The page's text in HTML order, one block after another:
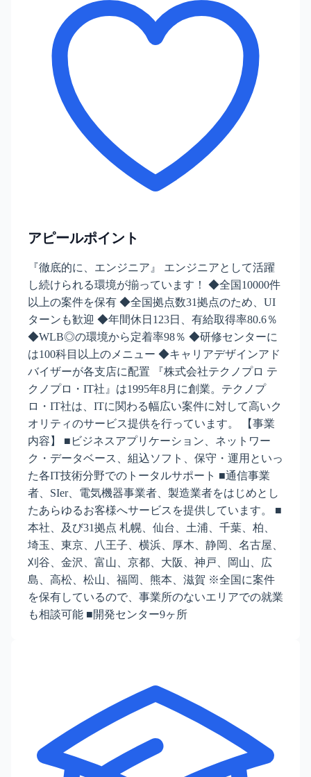
アピールポイント
『徹底的に、エンジニア』 エンジニアとして活躍
し続けられる環境が揃っています！ ◆全国10000件
以上の案件を保有 ◆全国拠点数31拠点のため、UI
ターンも歓迎 ◆年間休日123日、有給取得率80.6％
◆WLB◎の環境から定着率98％ ◆研修センターに
は100科目以上のメニュー ◆キャリアデザインアド
バイザーが各支店に配置 『株式会社テクノプロ テ
クノプロ・IT社』は1995年8月に創業。テクノプ
ロ・IT社は、ITに関わる幅広い案件に対して高いク
オリティのサービス提供を行っています。 【事業
内容】 ■ビジネスアプリケーション、ネットワー
ク・データベース、組込ソフト、保守・運用といっ
た各IT技術分野でのトータルサポート ■通信事業
者、SIer、電気機器事業者、製造業者をはじめとし
たあらゆるお客様へサービスを提供しています。 ■
本社、及び31拠点 札幌、仙台、土浦、千葉、柏、
埼玉、東京、八王子、横浜、厚木、静岡、名古屋、
刈谷、金沢、富山、京都、大阪、神戸、岡山、広
島、高松、松山、福岡、熊本、滋賀 ※全国に案件
を保有しているので、事業所のないエリアでの就業
も相談可能 ■開発センター9ヶ所